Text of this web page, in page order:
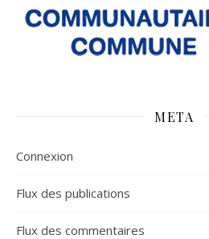
META
Connexion
Flux des publications
Flux des commentaires